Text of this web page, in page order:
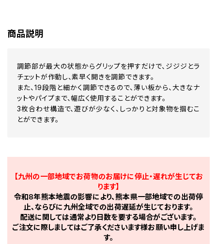
商品説明
調節部が最大の状態からグリップを押すだけで、ジジジとラ
チェットが作動し、素早く開きを調節できます。
また、19段階と細かく調節できるので、薄い板から、大きなナ
ットやパイプまで、幅広く使用することができます。
3枚合わせ構造で、遊びが少なく、しっかりと対象物を掴むこ
とができます。
【九州の一部地域でお荷物のお届けに停止・遅れが生じてお
ります】
令和8年熊本地震の影響により、熊本県一部地域での出荷停
止、ならびに九州全域での出荷遅延が生じております。
配送に関しては通常より日数を要する場合がございます。
ご注文に際しましてはご了承くださいます様お願い申し上げま
す。